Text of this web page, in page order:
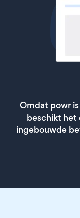
Omdat powr
beschikt het
ingebouwde